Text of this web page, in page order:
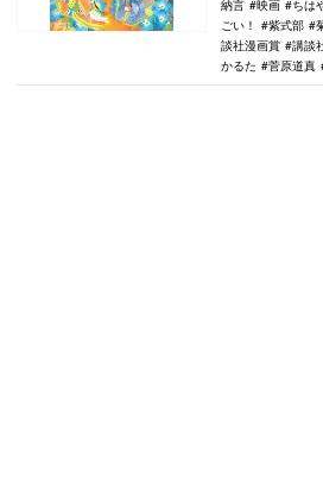
納言
映画 ちは
ごい！
紫式部
談社漫画賞
講談
かるた
菅原道真